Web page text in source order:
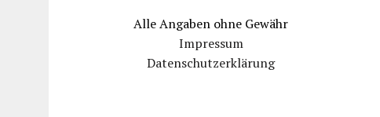
Alle Angaben ohne Gewähr
Impressum
Datenschutzerklärung